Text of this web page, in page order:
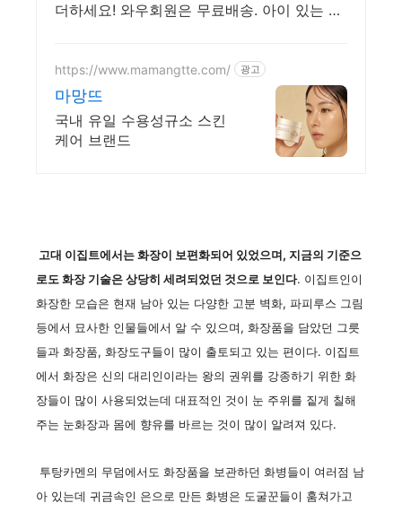
더하세요! 와우회원은 무료배송. 아이 있는 집
https://www.mamangtte.com/ 광고
마망뜨
국내 유일 수용성규소 스킨
케어 브랜드
고대 이집트에서는 화장이 보편화되어 있었으며, 지금의 기준으
로도 화장 기술은 상당히 세려되었던 것으로 보인다. 이집트인이
화장한 모습은 현재 남아 있는 다양한 고분 벽화, 파피루스 그림
등에서 묘사한 인물들에서 알 수 있으며, 화장품을 담았던 그릇
들과 화장품, 화장도구들이 많이 출토되고 있는 편이다. 이집트
에서 화장은 신의 대리인이라는 왕의 권위를 강종하기 위한 화
장들이 많이 사용되었는데 대표적인 것이 눈 주위를 짙게 칠해
주는 눈화장과 몸에 향유를 바르는 것이 많이 알려져 있다.
투탕카멘의 무덤에서도 화장품을 보관하던 화병들이 여러점 남
아 있는데 귀금속인 은으로 만든 화병은 도굴꾼들이 훔쳐가고